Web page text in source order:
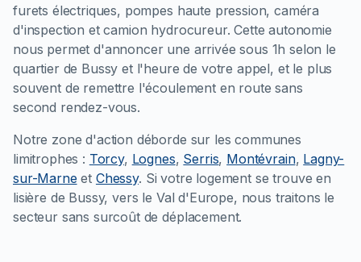
furets électriques, pompes haute pression, caméra
d'inspection et camion hydrocureur. Cette autonomie
nous permet d'annoncer une arrivée sous 1h selon le
quartier de Bussy et l'heure de votre appel, et le plus
souvent de remettre l'écoulement en route sans
second rendez-vous.
Notre zone d'action déborde sur les communes
limitrophes : Torcy, Lognes, Serris, Montévrain, Lagny-
sur-Marneet Chessy. Si votre logement se trouve en
lisière de Bussy, vers le Val d'Europe, nous traitons le
secteur sans surcoût de déplacement.